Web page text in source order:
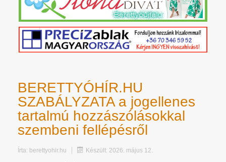
BERETTYÓHÍR.HU
SZABÁLYZATA a jogellenes
tartalmú hozzászólásokkal
szembeni fellépésről
Írta: berettyohir.hu Készült: 2026. május 12.